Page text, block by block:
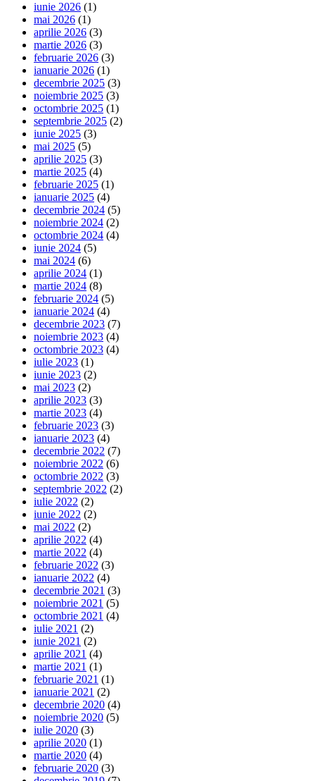
iunie 2026 (1)
mai 2026 (1)
aprilie 2026 (3)
martie 2026 (3)
februarie 2026 (3)
ianuarie 2026 (1)
decembrie 2025 (3)
noiembrie 2025 (3)
octombrie 2025 (1)
septembrie 2025 (2)
iunie 2025 (3)
mai 2025 (5)
aprilie 2025 (3)
martie 2025 (4)
februarie 2025 (1)
ianuarie 2025 (4)
decembrie 2024 (5)
noiembrie 2024 (2)
octombrie 2024 (4)
iunie 2024 (5)
mai 2024 (6)
aprilie 2024 (1)
martie 2024 (8)
februarie 2024 (5)
ianuarie 2024 (4)
decembrie 2023 (7)
noiembrie 2023 (4)
octombrie 2023 (4)
iulie 2023 (1)
iunie 2023 (2)
mai 2023 (2)
aprilie 2023 (3)
martie 2023 (4)
februarie 2023 (3)
ianuarie 2023 (4)
decembrie 2022 (7)
noiembrie 2022 (6)
octombrie 2022 (3)
septembrie 2022 (2)
iulie 2022 (2)
iunie 2022 (2)
mai 2022 (2)
aprilie 2022 (4)
martie 2022 (4)
februarie 2022 (3)
ianuarie 2022 (4)
decembrie 2021 (3)
noiembrie 2021 (5)
octombrie 2021 (4)
iulie 2021 (2)
iunie 2021 (2)
aprilie 2021 (4)
martie 2021 (1)
februarie 2021 (1)
ianuarie 2021 (2)
decembrie 2020 (4)
noiembrie 2020 (5)
iulie 2020 (3)
aprilie 2020 (1)
martie 2020 (4)
februarie 2020 (3)